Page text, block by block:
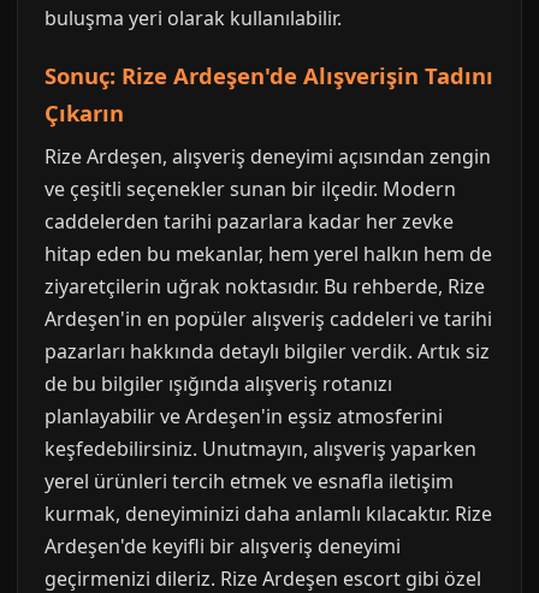
buluşma yeri olarak kullanılabilir.
Sonuç: Rize Ardeşen'de Alışverişin Tadını
Çıkarın
Rize Ardeşen, alışveriş deneyimi açısından zengin
ve çeşitli seçenekler sunan bir ilçedir. Modern
caddelerden tarihi pazarlara kadar her zevke
hitap eden bu mekanlar, hem yerel halkın hem de
ziyaretçilerin uğrak noktasıdır. Bu rehberde, Rize
Ardeşen'in en popüler alışveriş caddeleri ve tarihi
pazarları hakkında detaylı bilgiler verdik. Artık siz
de bu bilgiler ışığında alışveriş rotanızı
planlayabilir ve Ardeşen'in eşsiz atmosferini
keşfedebilirsiniz. Unutmayın, alışveriş yaparken
yerel ürünleri tercih etmek ve esnafla iletişim
kurmak, deneyiminizi daha anlamlı kılacaktır. Rize
Ardeşen'de keyifli bir alışveriş deneyimi
geçirmenizi dileriz. Rize Ardeşen escort gibi özel